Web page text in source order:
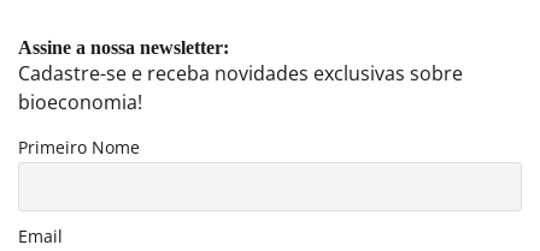
Assine a nossa newsletter:
Cadastre-se e receba novidades exclusivas sobre
bioeconomia!
Primeiro Nome
Email